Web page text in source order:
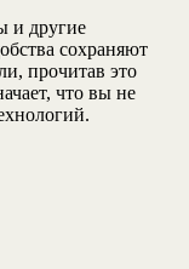
и другие
сохраняют
прочитав это
что вы не